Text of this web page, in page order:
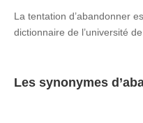
La tentation d’abandonner
dictionnaire de l’université
Les synonymes